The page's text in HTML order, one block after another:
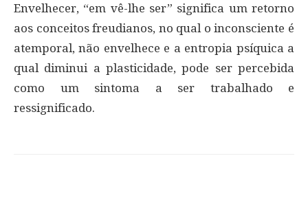
Envelhecer, “em vê-lhe ser” significa um retorno
aos conceitos freudianos, no qual o inconsciente é
atemporal, não envelhece e a entropia psíquica a
qual diminui a plasticidade, pode ser percebida
como um sintoma a ser trabalhado e
ressignificado.